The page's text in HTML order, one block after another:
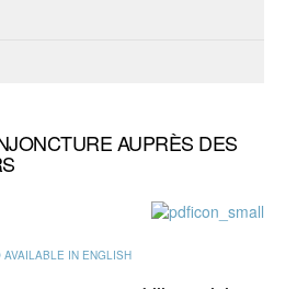
AUPRÈS DES
IN ENGLISH